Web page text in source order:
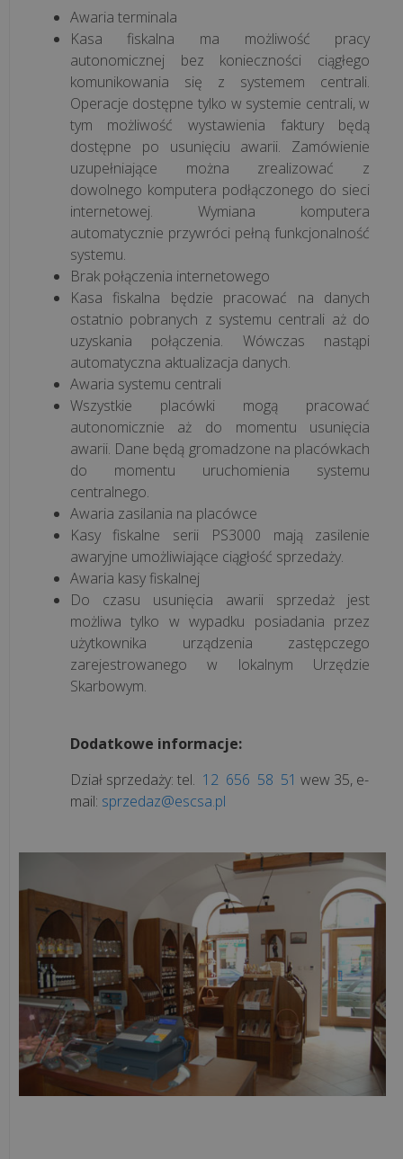
Korzyści
POSbistro
urządzeniach
mobilnych
Awaria terminala
Kasa fiskalna ma możliwość pracy
autonomicznej bez konieczności ciągłego
komunikowania się z systemem centrali.
Operacje dostępne tylko w systemie centrali, w
tym możliwość wystawienia faktury będą
dostępne po usunięciu awarii. Zamówienie
uzupełniające można zrealizować z
dowolnego komputera podłączonego do sieci
internetowej. Wymiana komputera
automatycznie przywróci pełną funkcjonalność
systemu.
Brak połączenia internetowego
Kasa fiskalna będzie pracować na danych
ostatnio pobranych z systemu centrali aż do
uzyskania połączenia. Wówczas nastąpi
automatyczna aktualizacja danych.
Awaria systemu centrali
Wszystkie placówki mogą pracować
autonomicznie aż do momentu usunięcia
awarii. Dane będą gromadzone na placówkach
do momentu uruchomienia systemu
centralnego.
Awaria zasilania na placówce
Kasy fiskalne serii PS3000 mają zasilenie
awaryjne umożliwiające ciągłość sprzedaży.
Awaria kasy fiskalnej
Do czasu usunięcia awarii sprzedaż jest
możliwa tylko w wypadku posiadania przez
użytkownika urządzenia zastępczego
zarejestrowanego w lokalnym Urzędzie
Skarbowym.
Dodatkowe informacje:
Dział sprzedaży: tel. 12 656 58 51 wew 35, e-
mail: sprzedaz@escsa.pl